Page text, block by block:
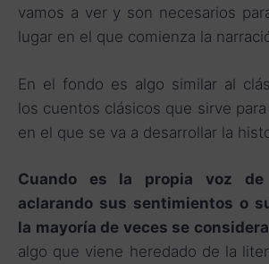
vamos a ver y son necesarios
lugar en el que comienza la
En el fondo es algo similar al
los cuentos clásicos que sirve
en el que se va a desarrollar la
Cuando es la propia voz de
aclarando sus sentimientos o
la mayoría de veces se
algo que viene heredado de la